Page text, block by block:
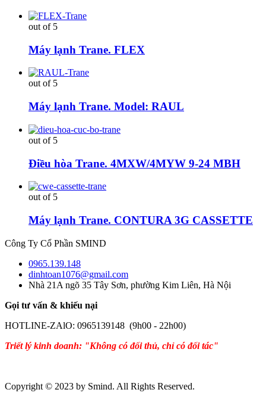
out of 5
Máy lạnh Trane. FLEX
out of 5
Máy lạnh Trane. Model: RAUL
out of 5
Điều hòa Trane. 4MXW/4MYW 9-24 MBH
out of 5
Máy lạnh Trane. CONTURA 3G CASSETTE
Công Ty Cổ Phần SMIND
0965.139.148
dinhtoan1076@gmail.com
Nhà 21A ngõ 35 Tây Sơn, phường Kim Liên, Hà Nội
Gọi tư vấn & khiếu nại
HOTLINE-ZAlO: 0965139148 (9h00 - 22h00)
Triết lý kinh doanh: "Không có đối thủ, chỉ có đối tác"
Copyright © 2023 by Smind. All Rights Reserved.